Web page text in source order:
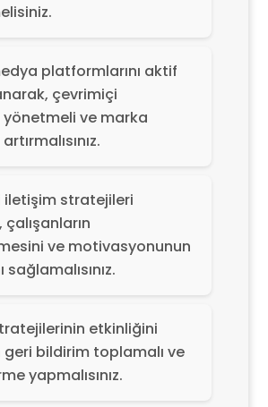
platformlarını aktif
çevrimiçi
yönetmeli ve marka
iletişim stratejileri
ve motivasyonunun
sağlamalısınız.
etkinliğini
bildirim toplamalı ve
yapmalısınız.